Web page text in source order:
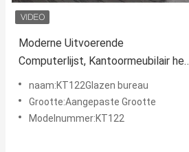
Moderne Uitvoerende
Computerlijst, Kantoormeubilair het
Schrijven Bureau
2400x2055x750mm
naam:KT122Glazen bureau
Grootte:Aangepaste Grootte
Modelnummer:KT122